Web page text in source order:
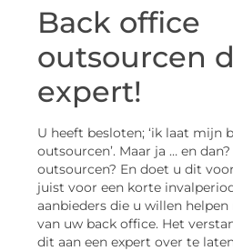
Back office
outsourcen
expert!
U heeft besloten; ‘ik laat mijn
outsourcen’. Maar ja … en
outsourcen? En doet u dit
juist voor een korte
aanbieders die u willen
van uw back office. Het
dit aan een expert over te